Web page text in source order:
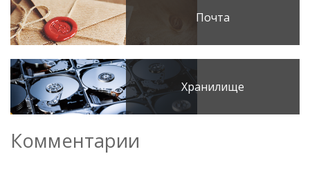
Почта
Хранилище
Комментарии